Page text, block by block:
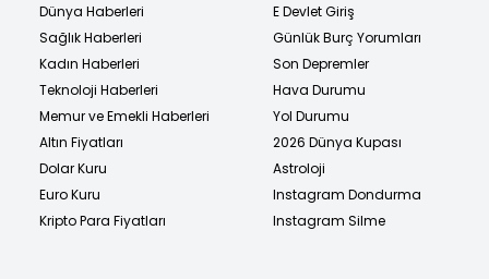
Dünya Haberleri
Sağlık Haberleri
Kadın Haberleri
Teknoloji Haberleri
Memur ve Emekli Haberleri
Altın Fiyatları
Dolar Kuru
Euro Kuru
Kripto Para Fiyatları
E Devlet Giriş
Günlük Burç Yorumları
Son Depremler
Hava Durumu
Yol Durumu
2026 Dünya Kupası
Astroloji
Instagram Dondurma
Instagram Silme